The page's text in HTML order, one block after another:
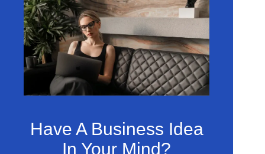
Have A Business Idea
In Your Mind?